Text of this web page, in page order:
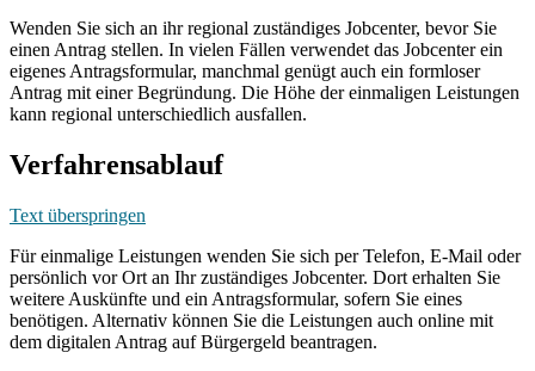
Wenden Sie sich an ihr regional zuständiges Jobcenter, bevor Sie
einen Antrag stellen. In vielen Fällen verwendet das Jobcenter ein
eigenes Antragsformular, manchmal genügt auch ein formloser
Antrag mit einer Begründung. Die Höhe der einmaligen Leistungen
kann regional unterschiedlich ausfallen.
Verfahrensablauf
Text überspringen
Für einmalige Leistungen wenden Sie sich per Telefon, E-Mail oder
persönlich vor Ort an Ihr zuständiges Jobcenter. Dort erhalten Sie
weitere Auskünfte und ein Antragsformular, sofern Sie eines
benötigen. Alternativ können Sie die Leistungen auch online mit
dem digitalen Antrag auf Bürgergeld beantragen.